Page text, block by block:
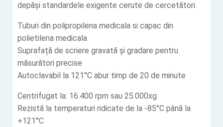
depăși standardele exigente cerute de cercetători.
Tuburi din polipropilena medicala si capac din
polietilena medicala
Suprafață de scriere gravată și gradare pentru
măsurători precise
Autoclavabil la 121°C abur timp de 20 de minute
Centrifugat la: 16.400 rpm sau 25.000xg
Rezistă la temperaturi ridicate de la -85°C până la
+121°C